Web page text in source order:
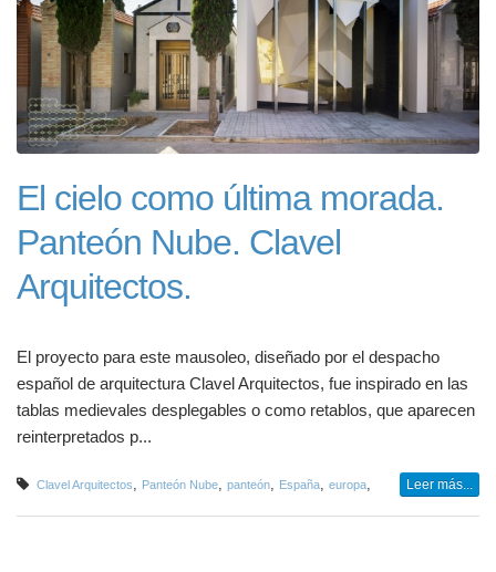
El cielo como última morada.
Panteón Nube. Clavel
Arquitectos.
El proyecto para este mausoleo, diseñado por el despacho
español de arquitectura Clavel Arquitectos, fue inspirado en las
tablas medievales desplegables o como retablos, que aparecen
reinterpretados p...
Clavel Arquitectos, Panteón Nube, panteón, España, europa, Leer más...